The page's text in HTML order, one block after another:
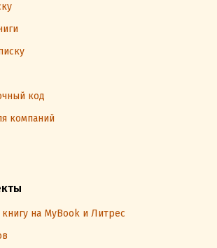
код
компаний
на MyBook и Литрес